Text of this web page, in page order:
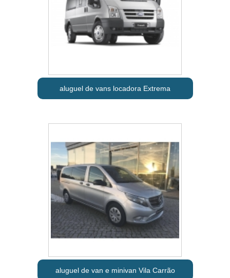
aluguel de vans locadora Extrema
aluguel de van e minivan Vila Carrão